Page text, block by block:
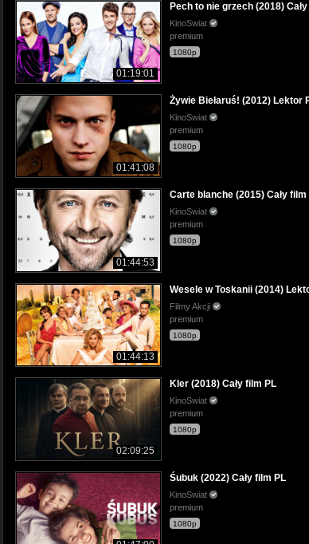
01:19:01
Pech to nie grzech (2018)
KinoSwiat
premium
1080p
01:41:08
Żywie Biełaruś! (2012) Lektor
KinoSwiat
premium
1080p
01:44:53
Carte blanche (2015) Cały film
KinoSwiat
premium
1080p
01:44:13
Wesele w Toskanii (2014)
Filmy Akcji
premium
1080p
02:09:25
Kler (2018) Cały film PL
KinoSwiat
premium
1080p
Śubuk (2022) Cały film PL
KinoSwiat
premium
1080p